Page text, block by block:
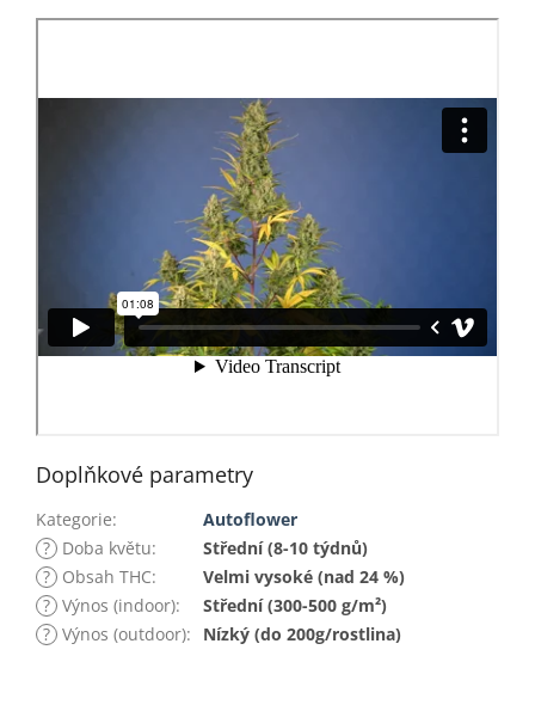
Doplňkové parametry
Kategorie:
Autoflower
? Doba květu:
Střední (8-10 týdnů)
? Obsah THC:
Velmi vysoké (nad 24 %)
? Výnos (indoor):
Střední (300-500 g/m²)
? Výnos (outdoor): Nízký (do 200g/rostlina)